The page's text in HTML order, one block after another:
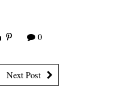
0
Next Post